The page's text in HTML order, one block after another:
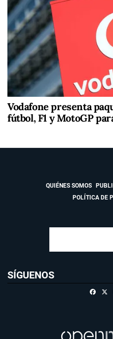
Vodafone presenta
fútbol, F1 y MotoGP
QUIÉNES SOMOS
POLÍTICA DE
SÍGUENOS